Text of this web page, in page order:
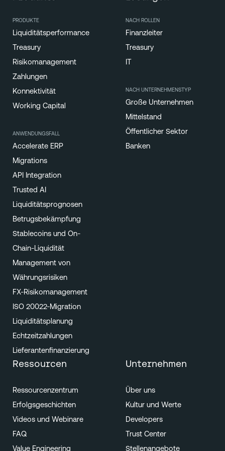
PRODUKTE
Liquiditätsperformance
Treasury
Risikomanagement
Zahlungen
Konnektivität
Working Capital
ANWENDUNGSFALL
Accelerate ERP
Migrations
API Integration
Trusted AI
Liquiditätsprognosen
Betrugsbekämpfung
Stablecoins und On-
Chain-Liquidität
Management von
Währungsrisiken
FX-Risikomanagement
ISO 20022-Migration
Liquiditätsplanung
Echtzeitzahlungen
Lieferantenfinanzierung
NACH ROLLEN
Finanzleiter
Treasury
NACH UNTERNEHMENSTYP
Große Unternehmen
Mittelstand
Öffentlicher Sektor
Banken
Ressourcen
Ressourcenzentrum
Erfolgsgeschichten
Videos und Webinare
FAQ
Value Engineering
Unternehmen
Über uns
Kultur und Werte
Developers
Trust Center
Stellenangebote